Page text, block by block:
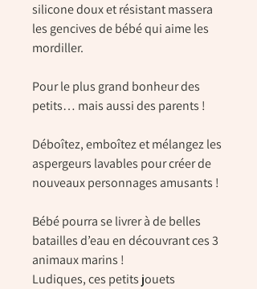
silicone doux et résistant massera
les gencives de bébé qui aime les
mordiller.
Pour le plus grand bonheur des
petits… mais aussi des parents !
Déboîtez, emboîtez et mélangez les
aspergeurs lavables pour créer de
nouveaux personnages amusants !
Bébé pourra se livrer à de belles
batailles d’eau en découvrant ces 3
animaux marins !
Ludiques, ces petits jouets